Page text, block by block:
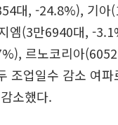
대, -24.8%), 기아
엠(3만6940대, -
르노코리아
조업일수 감소 여
소했다.